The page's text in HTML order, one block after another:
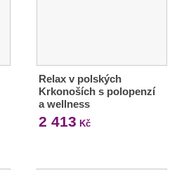
Relax v polských
Krkonoších s polopenzí
a wellness
2 413 Kč